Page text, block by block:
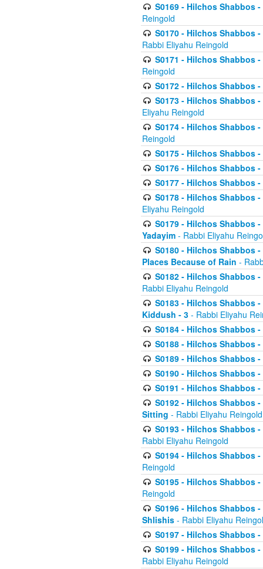
S0169 - Hilchos Shabbos
Reingold
S0170 - Hilchos Shabbos
Rabbi Eliyahu Reingold
S0171 - Hilchos Shabbos
Reingold
S0172 - Hilchos Shabbos
S0173 - Hilchos Shabbos
Eliyahu Reingold
S0174 - Hilchos Shabbos
Reingold
S0175 - Hilchos Shabbos
S0176 - Hilchos Shabbos
S0177 - Hilchos Shabbos
S0178 - Hilchos Shabbos
Eliyahu Reingold
S0179 - Hilchos Shabbos
Yadayim - Rabbi Eliyahu
S0180 - Hilchos Shabbos
Places Because of Rain -
S0182 - Hilchos Shabbos
Rabbi Eliyahu Reingold
S0183 - Hilchos Shabbos
Kiddush - 3 - Rabbi Eliyahu
S0184 - Hilchos Shabbos
S0188 - Hilchos Shabbos
S0189 - Hilchos Shabbos
S0190 - Hilchos Shabbos
S0191 - Hilchos Shabbos
S0192 - Hilchos Shabbos
Sitting - Rabbi Eliyahu Reingold
S0193 - Hilchos Shabbos
Rabbi Eliyahu Reingold
S0194 - Hilchos Shabbos
Reingold
S0195 - Hilchos Shabbos
Reingold
S0196 - Hilchos Shabbos
Shlishis - Rabbi Eliyahu
S0197 - Hilchos Shabbos
S0199 - Hilchos Shabbos
Rabbi Eliyahu Reingold